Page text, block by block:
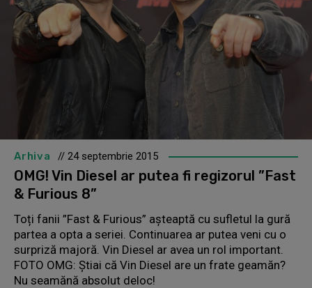
Arhiva // 24 septembrie 2015
OMG! Vin Diesel ar putea fi regizorul ”Fast
& Furious 8”
Toți fanii ”Fast & Furious” așteaptă cu sufletul la gură
partea a opta a seriei. Continuarea ar putea veni cu o
surpriză majoră. Vin Diesel ar avea un rol important.
FOTO OMG: Ştiai că Vin Diesel are un frate geamăn?
Nu seamănă absolut deloc!